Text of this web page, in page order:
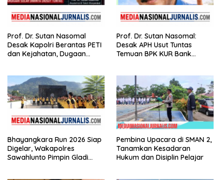
Prof. Dr. Sutan Nasomal
Desak Kapolri Berantas PETI
dan Kejahatan, Dugaan
Prof. Dr. Sutan Nasomal:
Desak APH Usut Tuntas
Temuan BPK KUR Bank
Bhayangkara Run 2026 Siap
Digelar, Wakapolres
Sawahlunto Pimpin Gladi
Pembina Upacara di SMAN 2,
Tanamkan Kesadaran
Hukum dan Disiplin Pelajar